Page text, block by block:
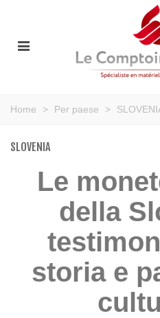
Home > Per paese >
SLOVENIA
Le
della
storia e